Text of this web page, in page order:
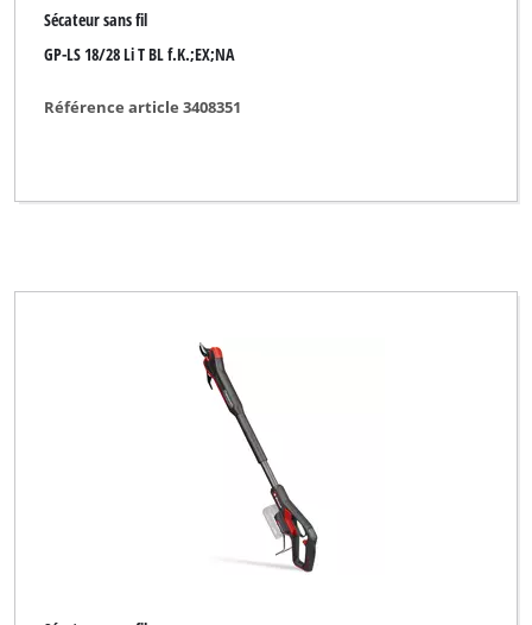
Sécateur sans fil
GP-LS 18/28 Li T BL f.K.;EX;NA
Référence article 3408351